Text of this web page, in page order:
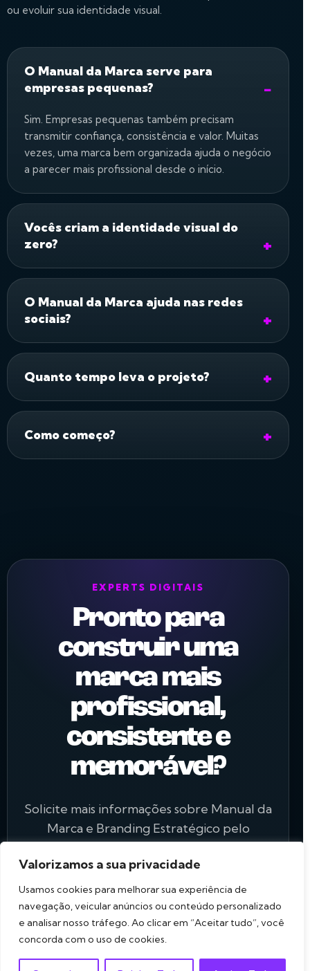
Valorizamos a sua privacidade
Usamos cookies para melhorar sua experiência de
navegação, veicular anúncios ou conteúdo personalizado
e analisar nosso tráfego. Ao clicar em “Aceitar tudo”, você
concorda com o uso de cookies.
ou evoluir sua identidade visual.
O Manual da Marca serve para
empresas pequenas?
Sim. Empresas pequenas também precisam
transmitir confiança, consistência e valor. Muitas
vezes, uma marca bem organizada ajuda o negócio
a parecer mais profissional desde o início.
Vocês criam a identidade visual do
zero?
O Manual da Marca ajuda nas redes
sociais?
Quanto tempo leva o projeto?
Como começo?
EXPERTS DIGITAIS
Pronto para
construir uma
marca mais
profissional,
consistente e
memorável?
Solicite mais informações sobre Manual da
Marca e Branding Estratégico pelo
Falar com a Experts no WhatsApp